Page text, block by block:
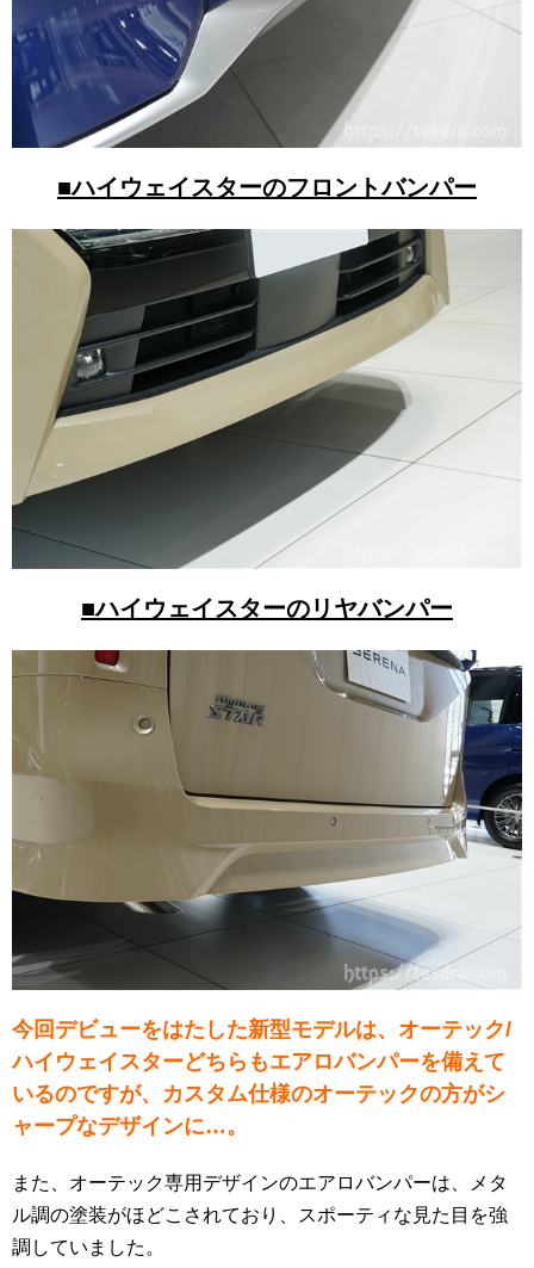
■ハイウェイスターのフロントバンパー
■ハイウェイスターのリヤバンパー
今回デビューをはたした新型モデルは、オーテック/
ハイウェイスターどちらもエアロバンパーを備えて
いるのですが、カスタム仕様のオーテックの方がシ
ャープなデザインに…。
また、オーテック専用デザインのエアロバンパーは、メタ
ル調の塗装がほどこされており、スポーティな見た目を強
調していました。